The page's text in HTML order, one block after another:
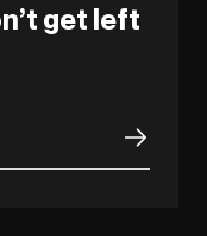
get left